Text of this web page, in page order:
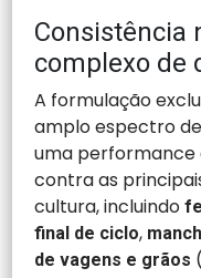
Consistência
complexo de
A formulação
amplo espectro
uma performance
contra as
cultura, incluindo
final de ciclo,
de vagens e grãos